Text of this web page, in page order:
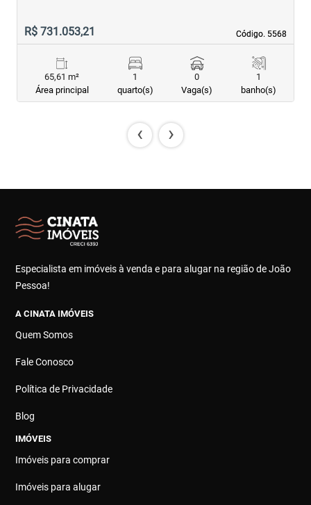
Código. 5568
Código. 5568
R$ 731.053,21
65,61 m²
Área principal
1
quarto(s)
0
Vaga(s)
1
banho(s)
‹ ›
Especialista em imóveis à venda e para alugar na região de João
Pessoa!
A CINATA IMÓVEIS
Quem Somos
Fale Conosco
Política de Privacidade
Blog
IMÓVEIS
Imóveis para comprar
Imóveis para alugar